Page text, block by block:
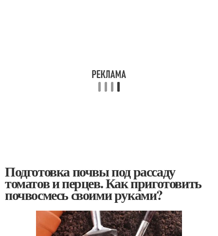
Подготовка почвы под рассаду
томатов и перцев. Как приготовить
почвосмесь своими руками?